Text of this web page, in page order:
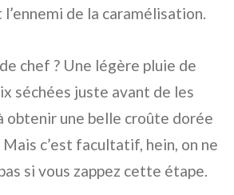
l’ennemi de la caramélisation.
chef ? Une légère pluie de
séchées juste avant de les
obtenir une belle croûte dorée
c’est facultatif, hein, on ne
si vous zappez cette étape.